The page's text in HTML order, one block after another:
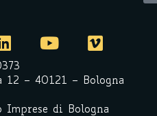
12 – 40121 – Bologna
Imprese di Bologna